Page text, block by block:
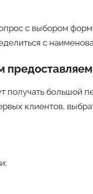
с выбором
с
получать большой
клиентов,